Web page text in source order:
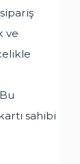
ve
sahibi